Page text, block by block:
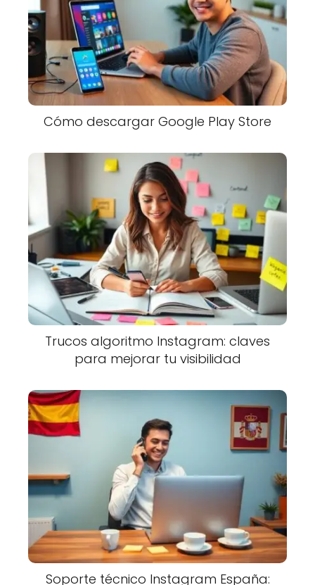
Cómo descargar Google Play Store
Trucos algoritmo Instagram: claves
para mejorar tu visibilidad
Soporte técnico Instagram España: